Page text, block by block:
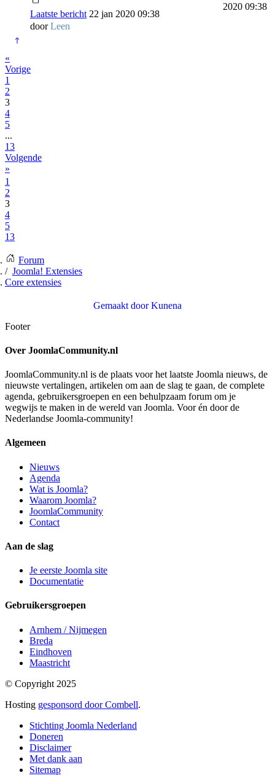
Laatste bericht 22 jan 2020 09:38
doorLeen
2020 09:38
«
Vorige
1
2
3
4
5
...
13
Volgende
»
1
2
3
4
5
13
Forum
Joomla! Extensies
Core extensies
Gemaakt doorKunena
Footer
Over JoomlaCommunity.nl
JoomlaCommunity.nl is de plaats voor het laatste Joomla nieuws, de
nieuwste vertalingen, artikelen om aan de slag te gaan, de complete
agenda, gebruikersgroepen en een behulpzaam forum om je
wegwijs te maken in de wereld van Joomla. Voor én door de
Nederlandse Joomla-community!
Algemeen
Nieuws
Agenda
Wat is Joomla?
Waarom Joomla?
JoomlaCommunity
Contact
Aan de slag
Je eerste Joomla site
Documentatie
Gebruikersgroepen
Arnhem / Nijmegen
Breda
Eindhoven
Maastricht
© Copyright 2025
Hosting gesponsord door Combell.
Stichting Joomla Nederland
Doneren
Disclaimer
Met dank aan
Sitemap